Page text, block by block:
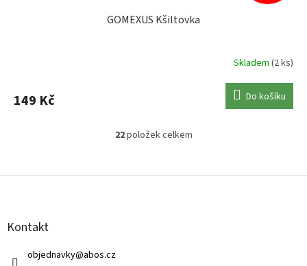
GOMEXUS Kšiltovka
Skladem (2 ks)
149 Kč Do košíku
O
á
22položek celkem
Kontakt
objednavky@abos.cz